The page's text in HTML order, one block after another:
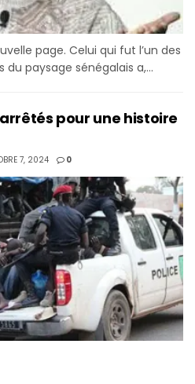
page. Celui qui fut l’un des
paysage sénégalais a,...
pour une histoire
7, 2024 0